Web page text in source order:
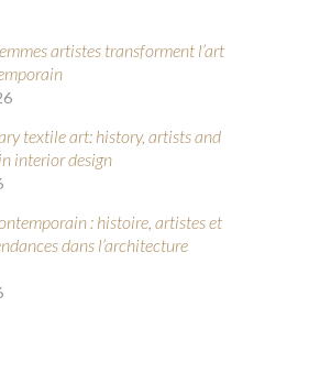
artistes transforment l’art
textile art: history, artists and
interior design
: histoire, artistes et
dans l’architecture